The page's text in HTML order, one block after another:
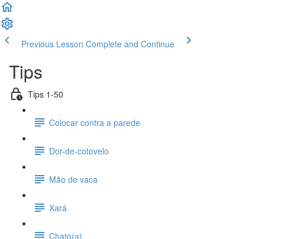
Previous Lesson Complete and Continue
Tips
Tips 1-50
Colocar contra a parede
Dor-de-cotovelo
Mão de vaca
Xará
Chato(a)